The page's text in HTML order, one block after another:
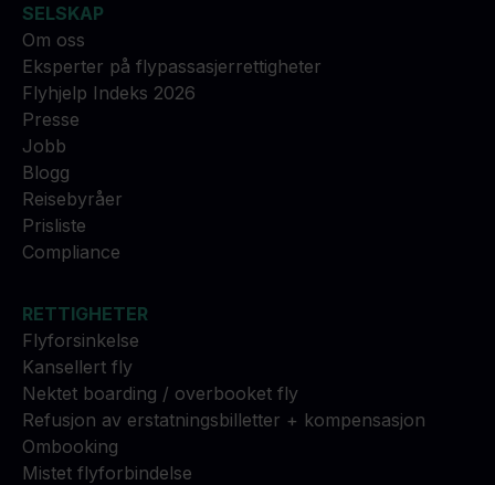
SELSKAP
Om oss
Eksperter på flypassasjerrettigheter
Flyhjelp Indeks 2026
Presse
Jobb
Blogg
Reisebyråer
Prisliste
Compliance
RETTIGHETER
Flyforsinkelse
Kansellert fly
Nektet boarding / overbooket fly
Refusjon av erstatningsbilletter + kompensasjon
Ombooking
Mistet flyforbindelse